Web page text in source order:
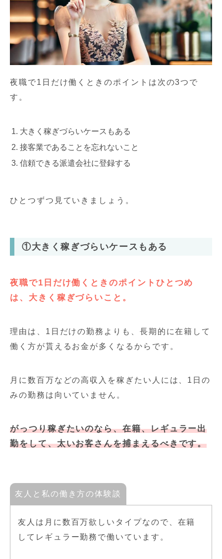
夜職で1日だけ働くときのポイントは次の3つで
す。
大きく稼ぎづらいケースもある
接客業であることを忘れないこと
信頼できる派遣会社に登録する
ひとつずつ見ていきましょう。
①大きく稼ぎづらいケースもある
夜職で1日だけ働くときのポイントひとつめ
は、大きく稼ぎづらいこと。
理由は、1日だけの勤務よりも、長期的に在籍して
働く方が貰えるお金が多くなるからです。
月に数百万などの高収入を稼ぎたい人には、1日の
みの勤務は向いていません。
がっつり稼ぎたいのなら、在籍、レギュラー出
勤をして、太いお客さんを捕まえるべきです。
友人と私の働き方の体験談
友人は月に数百万欲しいタイプなので、在籍
してレギュラー勤務で働いています。